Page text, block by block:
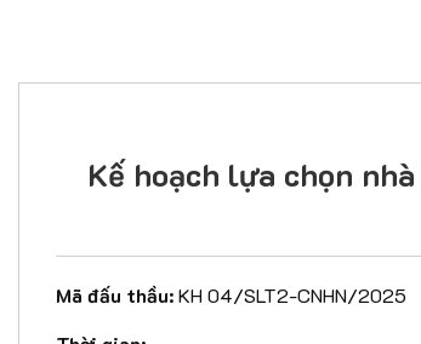
Kế hoạch lựa chọn
Mã đấu thầu:KH 04/SLT2-CNHN/2025